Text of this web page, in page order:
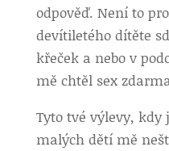
odpověď. Není to
devítiletého dítěte
křeček a nebo v
mě chtěl sex
Tyto tvé výlevy, kdy
malých dětí mě